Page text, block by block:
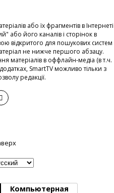
або їх фрагментів в Інтернеті
або його каналів і сторінок в
відкритого для пошукових систем
не нижче першого абзацу.
матеріалів в оффлайн-медіа (в т.ч.
SmartTV можливо тільки з
редакції.
Компьютерная